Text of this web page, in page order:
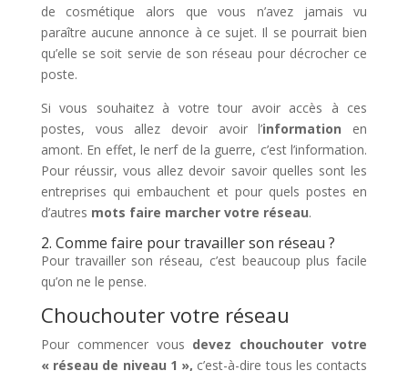
de cosmétique alors que vous n’avez jamais vu
paraître aucune annonce à ce sujet. Il se pourrait bien
qu’elle se soit servie de son réseau pour décrocher ce
poste.
Si vous souhaitez à votre tour avoir accès à ces
postes, vous allez devoir avoir l’information en
amont. En effet, le nerf de la guerre, c’est l’information.
Pour réussir, vous allez devoir savoir quelles sont les
entreprises qui embauchent et pour quels postes en
d’autres mots faire marcher votre réseau.
2. Comme faire pour travailler son réseau ?
Pour travailler son réseau, c’est beaucoup plus facile
qu’on ne le pense.
Chouchouter votre réseau
Pour commencer vous devez chouchouter votre
« réseau de niveau 1 », c’est-à-dire tous les contacts